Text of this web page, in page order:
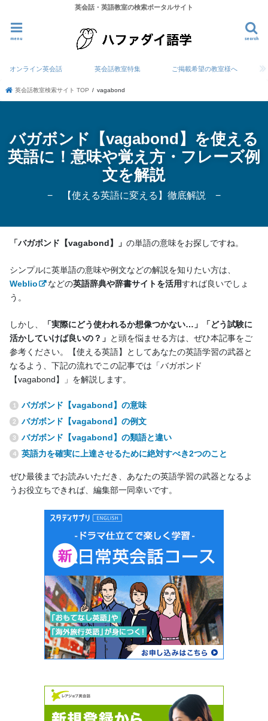
英会話・英語教室の検索ポータルサイト
search
menu
オンライン英会話 英会話教室特集 ご掲載希望の教室様へ
英会話教室検索サイト TOP vagabond
バガボンド【vagabond】を使える
英語に！意味や覚え方・フレーズ例
文を解説
− 【使える英語に変える】徹底解説 −
「バガボンド【vagabond】」 の単語の意味をお探しですね。
シンプルに英単語の意味や例文などの解説を知りたい方は、
Weblio
などの英語辞典や辞書サイトを活用すれば良いでしょ
う。
しかし、
「実際にどう使われるか想像つかない…」「どう試験に
活かしていけば良いの？」 と頭を悩ませる方は、ぜひ本記事をご
参考ください。【使える英語】としてあなたの英語学習の武器と
なるよう、下記の流れでこの記事では「バガボンド
【vagabond】」を解説します。
バガボンド【vagabond】の意味
バガボンド【vagabond】の例文
バガボンド【vagabond】の類語と違い
英語力を確実に上達させるために絶対すべき2つのこと
ぜひ最後までお読みいただき、あなたの英語学習の武器となるよ
うお役立ちできれば、編集部一同幸いです。